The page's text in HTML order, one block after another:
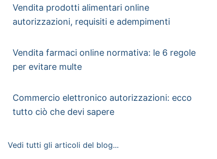
Vendita prodotti alimentari online
autorizzazioni, requisiti e adempimenti
Vendita farmaci online normativa: le 6 regole
per evitare multe
Commercio elettronico autorizzazioni: ecco
tutto ciò che devi sapere
Vedi tutti gli articoli del blog...